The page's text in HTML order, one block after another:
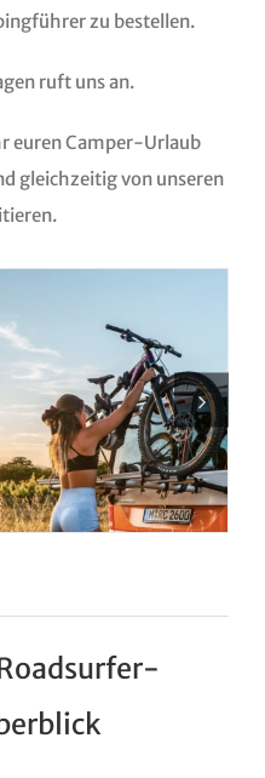
zu bestellen.
ruft uns an.
euren Camper-Urlaub
gleichzeitig von unseren